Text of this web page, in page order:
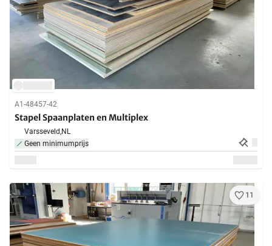
A1-48457-42
Stapel Spaanplaten en Multiplex
Varsseveld,NL
Geen minimumprijs
11